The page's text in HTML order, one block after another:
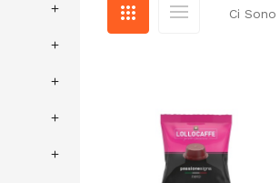





Ci